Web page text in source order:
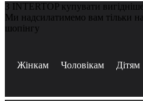
З INTERTOP купувати вигідніше
Ми надсилатимемо вам тільки
шопінгу
Жінкам Чоловікам Дітям